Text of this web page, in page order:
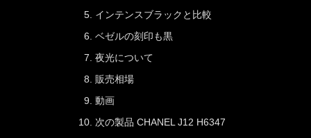
インテンスブラックと比較
ベゼルの刻印も黒
夜光について
販売相場
動画
次の製品 CHANEL J12 H6347